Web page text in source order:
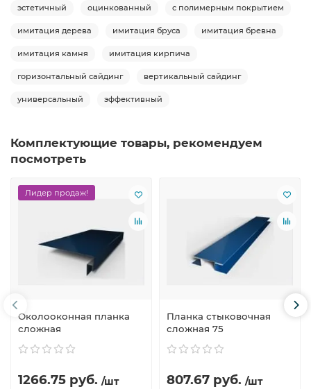
эстетичный оцинкованный с полимерным покрытием
имитация дерева имитация бруса имитация бревна
имитация камня имитация кирпича
горизонтальный сайдинг вертикальный сайдинг
универсальный эффективный
Комплектующие товары, рекомендуем
посмотреть
Лидер продаж!
Околооконная планка
сложная
1266.75 руб. /шт
Планка стыковочная
сложная 75
807.67 руб. /шт